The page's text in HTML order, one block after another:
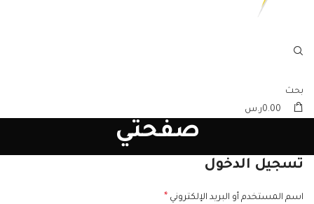
بحث
0.00ر.س
صفحتي
تسجيل الدخول
اسم المستخدم أو البريد الإلكتروني *